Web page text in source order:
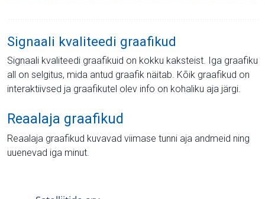
Signaali kvaliteedi graafikud
Signaali kvaliteedi graafikuid on kokku kaksteist. Iga graafiku
all on selgitus, mida antud graafik näitab. Kõik graafikud on
interaktiivsed ja graafikutel olev info on kohaliku aja järgi.
Reaalaja graafikud
Reaalaja graafikud kuvavad viimase tunni aja andmeid ning
uuenevad iga minut.